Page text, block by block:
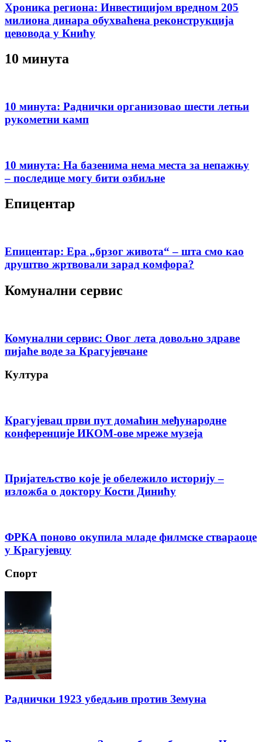
Хроника региона: Инвестицијом вредном 205
милиона динара обухваћена реконструкција
цевовода у Книћу
10 минута
10 минута: Раднички организовао шести летњи
рукометни камп
10 минута: На базенима нема места за непажњу
– последице могу бити озбиљне
Епицентар
Епицентар: Ера „брзог живота“ – шта смо као
друштво жртвовали зарад комфора?
Комунални сервис
Комунални сервис: Овог лета довољно здраве
пијаће воде за Крагујевчане
Култура
Крагујевац први пут домаћин међународне
конференције ИКОМ-ове мреже музеја
Пријатељство које је обележило историју –
изложба о доктору Кости Динићу
ФРКА поново окупила младе филмске ствараоце
у Крагујевцу
Спорт
Раднички 1923 убедљив против Земуна